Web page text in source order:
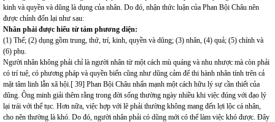
kinh và quyền và dũng là dụng của nhân. Do đó, nhận thức luận của Phan Bội Châu nên
được chỉnh đốn lại như sau:
Nhân phải được hiểu từ tám phương diện:
(1) Thể; (2) dụng gồm trung, thứ, trí, kinh, quyền và dũng; (3) nhân, (4) quả; (5) chính và
(6) phụ.
Người nhân không phải chỉ là người nhân từ một cách mù quáng và nhu nhược mà còn phải
có trí tuệ, có phương pháp và quyền biến cũng như dũng cảm để thi hành nhân tính trên cả
mặt tâm linh lẫn xã hội.[ 39] Phan Bội Châu nhấn mạnh một cách hữu lý sự cần thiết của
dũng. Ông minh giải thêm rằng trong đời sống thường ngày nhiều khi việc đúng với đạo lý
lại trái với thế tục. Hơn nữa, việc hợp với lẽ phải thường không mang đến lợi lộc cá nhân,
cho nên thường là khó. Do đó, người nhân phải có dũng mới có thể làm việc khó được. Đây